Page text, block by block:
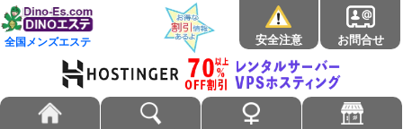
全国メンズエステ 安全注意 お問合せ